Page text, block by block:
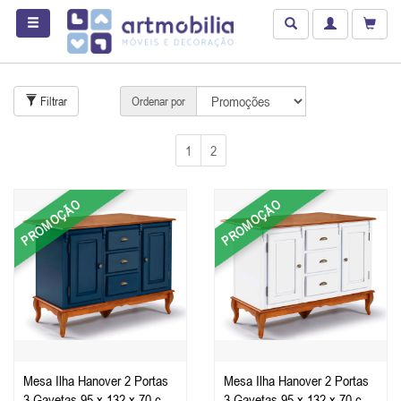
Filtrar Ordenar por
1 2
PROMOÇÃO
Mesa Ilha Hanover 2 Portas
PROMOÇÃO
Mesa Ilha Hanover 2 Portas